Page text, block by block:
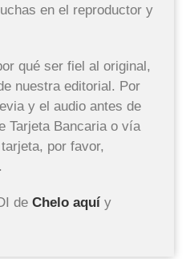
en el reproductor y
qué ser fiel al original,
nuestra editorial. Por
y el audio antes de
Tarjeta Bancaria o vía
por favor,
de Chelo aquí y